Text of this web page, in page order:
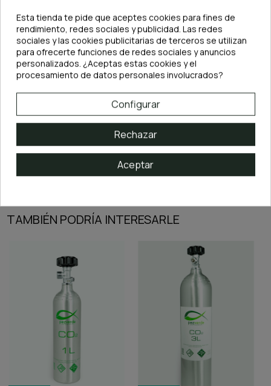
algas y mejorando la estética de cualquier acuario natural.
AVISO: Aunque la conexión de la solenoide a su fuente de alimentación
es tipo USB, esta NO debe conectarse a un ordenador o a un cargador
de móvil ya que la solenoide funciona a 12V y los cargadores de movil
suelen funcionar a 5V. Debe usarse siempre con su propio adaptador.
ADJUNTOS
Instrucciones de uso
TAMBIÉN PODRÍA INTERESARLE
Esta tienda te pide que aceptes cookies para fines de
rendimiento, redes sociales y publicidad. Las redes
sociales y las cookies publicitarias de terceros se utilizan
para ofrecerte funciones de redes sociales y anuncios
personalizados. ¿Aceptas estas cookies y el
procesamiento de datos personales involucrados?
Configurar
Rechazar
Aceptar